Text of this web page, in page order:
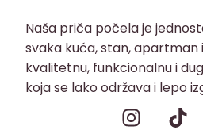
Naša priča počela je
svaka kuća, stan, apartman
kvalitetnu, funkcionalnu i
koja se lako održava i lepo